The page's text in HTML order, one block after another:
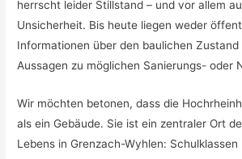
herrscht leider Stillstand – und vor allem
Unsicherheit. Bis heute liegen weder
Informationen über den baulichen Zustand
Aussagen zu möglichen Sanierungs- oder
Wir möchten betonen, dass die
als ein Gebäude. Sie ist ein zentraler Ort
Lebens in Grenzach-Wyhlen: